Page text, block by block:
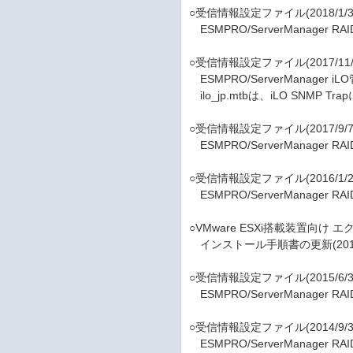
○受信情報設定ファイル(2018/1/
ESMPRO/ServerManager
○受信情報設定ファイル(2017/
ESMPRO/ServerManager iLO
ilo_jp.mtbは、iLO SNMP Trap
○受信情報設定ファイル(2017/9/
ESMPRO/ServerManager
○受信情報設定ファイル(2016/1/
ESMPRO/ServerManager
○VMware ESXi搭載装置向け エ
インストール手順書の更新
○受信情報設定ファイル(2015/6/
ESMPRO/ServerManager
○受信情報設定ファイル(2014/9/
ESMPRO/ServerManager